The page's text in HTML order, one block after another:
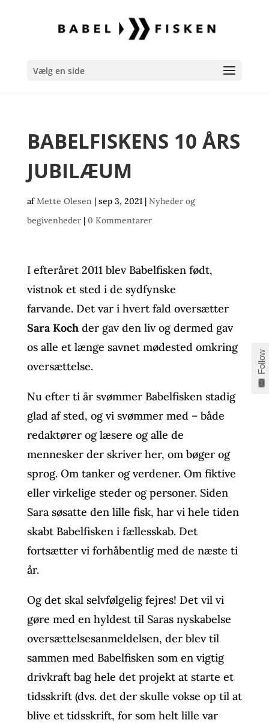
Vælg en side
BABELFISKENS 10 ÅRS
JUBILÆUM
afMette Olesen| sep 3, 2021| Nyheder og
begivenheder| 0 Kommentarer
I efteråret 2011 blev Babelfisken født,
vistnok et sted i de sydfynske
farvande. Det var i hvert fald oversætter
Sara Kochder gav den liv og dermed gav
os alle et længe savnet mødested omkring
oversættelse.
Nu efter ti år svømmer Babelfisken stadig
glad af sted, og vi svømmer med – både
redaktører og læsere og alle de
mennesker der skriver her, om bøger og
sprog. Om tanker og verdener. Om fiktive
eller virkelige steder og personer. Siden
Sara søsatte den lille fisk, har vi hele tiden
skabt Babelfisken i fællesskab. Det
fortsætter vi forhåbentlig med de næste ti
år.
Og det skal selvfølgelig fejres! Det vil vi
gøre med en hyldest til Saras nyskabelse
oversættelsesanmeldelsen, der blev til
sammen med Babelfisken som en vigtig
drivkraft bag hele det projekt at starte et
tidsskrift (dvs. det der skulle vokse op til at
blive et tidsskrift, for som helt lille var
Follow